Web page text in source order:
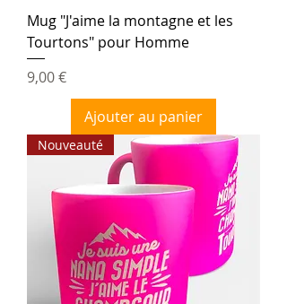
Mug "J'aime la montagne et les
Tourtons" pour Homme
Prix
9,00 €
Ajouter au panier
Nouveauté